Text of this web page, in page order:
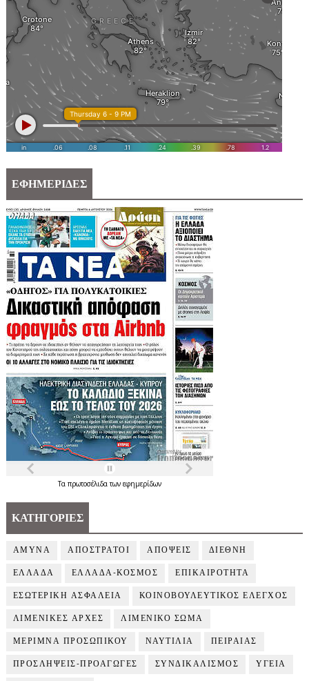
ΕΦΗΜΕΡΙΔΕΣ
Τα πρωτοσέλιδατων εφημερίδων
ΚΑΤΗΓΟΡΙΕΣ
ΑΜΥΝΑ ΑΠΟΣΤΡΑΤΟΙ ΑΠΟΨΕΙΣ ΔΙΕΘΝΗ
ΕΛΛΑΔΑ ΕΛΛΑΔΑ-ΚΟΣΜΟΣ ΕΠΙΚΑΙΡΟΤΗΤΑ
ΕΣΩΤΕΡΙΚΗ ΑΣΦΑΛΕΙΑ ΚΟΙΝΟΒΟΥΛΕΥΤΙΚΟΣ ΕΛΕΓΧΟΣ
ΛΙΜΕΝΙΚΕΣ ΑΡΧΕΣ ΛΙΜΕΝΙΚΟ ΣΩΜΑ
ΜΕΡΙΜΝΑ ΠΡΟΣΩΠΙΚΟΥ ΝΑΥΤΙΛΙΑ ΠΕΙΡΑΙΑΣ
ΠΡΟΣΛΗΨΕΙΣ-ΠΡΟΑΓΩΓΕΣ ΣΥΝΔΙΚΑΛΙΣΜΟΣ ΥΓΕΙΑ